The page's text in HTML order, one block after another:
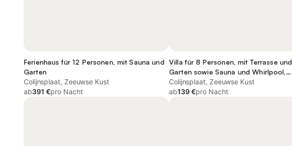
Ferienhaus für 12 Personen, mit Sauna und
Garten
Colijnsplaat, Zeeuwse Kust
ab391 €pro Nacht
Villa für 8 Personen, mit Terrasse und
Garten sowie Sauna und Whirlpool,
mit Haustier
Colijnsplaat, Zeeuwse Kust
ab139 €pro Nacht